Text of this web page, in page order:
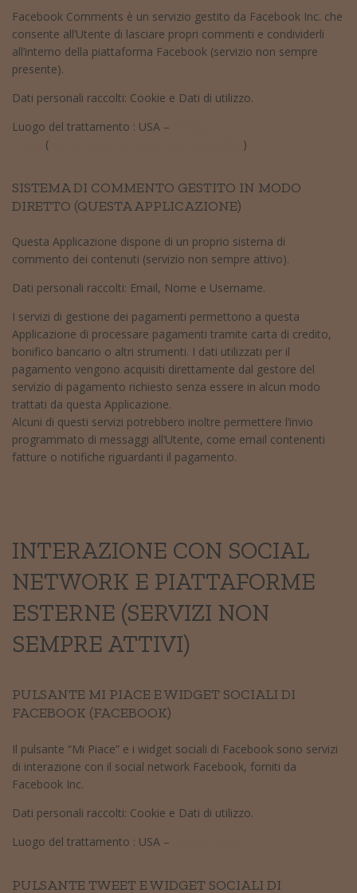
Facebook Comments è un servizio gestito da Facebook Inc. che
consente all’Utente di lasciare propri commenti e condividerli
all’interno della piattaforma Facebook (servizio non sempre
presente).
Dati personali raccolti: Cookie e Dati di utilizzo.
Luogo del trattamento : USA –
( )
SISTEMA DI COMMENTO GESTITO IN MODO
DIRETTO (QUESTA APPLICAZIONE)
Questa Applicazione dispone di un proprio sistema di
commento dei contenuti (servizio non sempre attivo).
Dati personali raccolti: Email, Nome e Username.
I servizi di gestione dei pagamenti permettono a questa
Applicazione di processare pagamenti tramite carta di credito,
bonifico bancario o altri strumenti. I dati utilizzati per il
pagamento vengono acquisiti direttamente dal gestore del
servizio di pagamento richiesto senza essere in alcun modo
trattati da questa Applicazione.
Alcuni di questi servizi potrebbero inoltre permettere l’invio
programmato di messaggi all’Utente, come email contenenti
fatture o notifiche riguardanti il pagamento.
INTERAZIONE CON SOCIAL
NETWORK E PIATTAFORME
ESTERNE (SERVIZI NON
SEMPRE ATTIVI)
PULSANTE MI PIACE E WIDGET SOCIALI DI
FACEBOOK (FACEBOOK)
Il pulsante “Mi Piace” e i widget sociali di Facebook sono servizi
di interazione con il social network Facebook, forniti da
Facebook Inc.
Dati personali raccolti: Cookie e Dati di utilizzo.
Luogo del trattamento : USA –
PULSANTE TWEET E WIDGET SOCIALI DI